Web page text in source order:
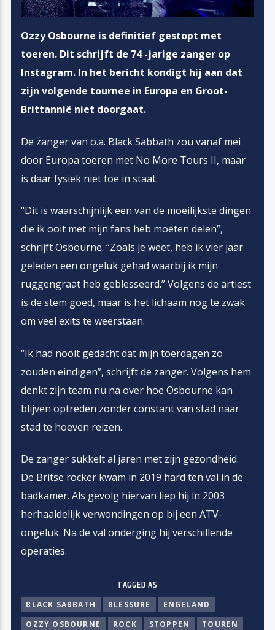
Ozzy Osbourne is definitief gestopt met
toeren. Dit schrijft de 74 -jarige zanger op
Instagram. In het bericht kondigt hij aan dat
zijn volgende tournee in Europa en Groot-
Brittannië niet doorgaat.
De zanger van o.a. Black Sabbath zou vanaf mei
door Europa toeren met No More Tours II, maar
is daar fysiek niet toe in staat.
“Dit is waarschijnlijk een van de moeilijkste dingen
die ik ooit met mijn fans heb moeten delen”,
schrijft Osbourne. “Zoals je weet, heb ik vier jaar
geleden een ongeluk gehad waarbij ik mijn
ruggengraat heb geblesseerd.” Volgens de artiest
is de stem goed, maar is het lichaam nog te zwak
om veel exits te weerstaan.
“Ik had nooit gedacht dat mijn toerdagen zo
zouden eindigen”, schrijft de zanger. Volgens hem
denkt zijn team nu na over hoe Osbourne kan
blijven optreden zonder constant van stad naar
stad te hoeven reizen.
De zanger sukkelt al jaren met zijn gezondheid.
De Britse rocker kwam in 2019 hard ten val in de
badkamer. Als gevolg hiervan liep hij in 2003
herhaaldelijk verwondingen op bij een ATV-
ongeluk. Na de val onderging hij verschillende
operaties.
TAGGED AS
BLACK SABBATH BLESSURE
ENGELAND
OZZY OSBOURNE
ROCK STOPPEN
TOUREN